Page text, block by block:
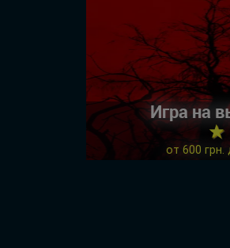
Игра на
от 600 грн.